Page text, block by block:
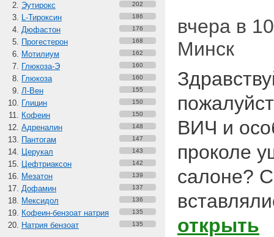
Эутирокс 202
L-Тироксин 186
Дюфастон 176
Прогестерон 168
Мотилиум 162
Глюкоза-Э 160
Глюкоза 160
Л-Вен 155
Глицин 150
Кофеин 150
Адреналин 148
Пантогам 147
Церукал 143
Цефтриаксон 142
Мезатон 139
Дофамин 137
Мексидол 136
Кофеин-бензоат натрия 135
Натрия бензоат 135
вчера в
Минск
ВИЧ и
проколе
салоне?
открыть